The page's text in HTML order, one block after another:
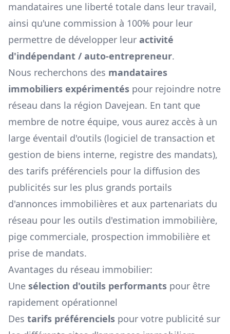
mandataires une liberté totale dans leur travail,
ainsi qu'une commission à 100% pour leur
permettre de développer leur activité
d'indépendant / auto-entrepreneur.
Nous recherchons des mandataires
immobiliers expérimentés pour rejoindre notre
réseau dans la région Davejean. En tant que
membre de notre équipe, vous aurez accès à un
large éventail d'outils (logiciel de transaction et
gestion de biens interne, registre des mandats),
des tarifs préférenciels pour la diffusion des
publicités sur les plus grands portails
d'annonces immobilières et aux partenariats du
réseau pour les outils d'estimation immobilière,
pige commerciale, prospection immobilière et
prise de mandats.
Avantages du réseau immobilier:
Une sélection d'outils performants pour être
rapidement opérationnel
Des tarifs préférenciels pour votre publicité sur